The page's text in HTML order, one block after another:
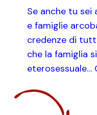
Se anche tu sei
e famiglie
credenze di
che la famiglia
eterosessuale…